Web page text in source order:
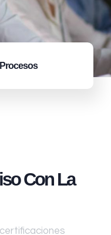
Con La